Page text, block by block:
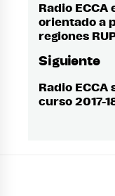
de
Entrada
anterior:
Radio
orientado a
regiones
Siguiente
Entrada
siguiente:
Radio
curso 2017-